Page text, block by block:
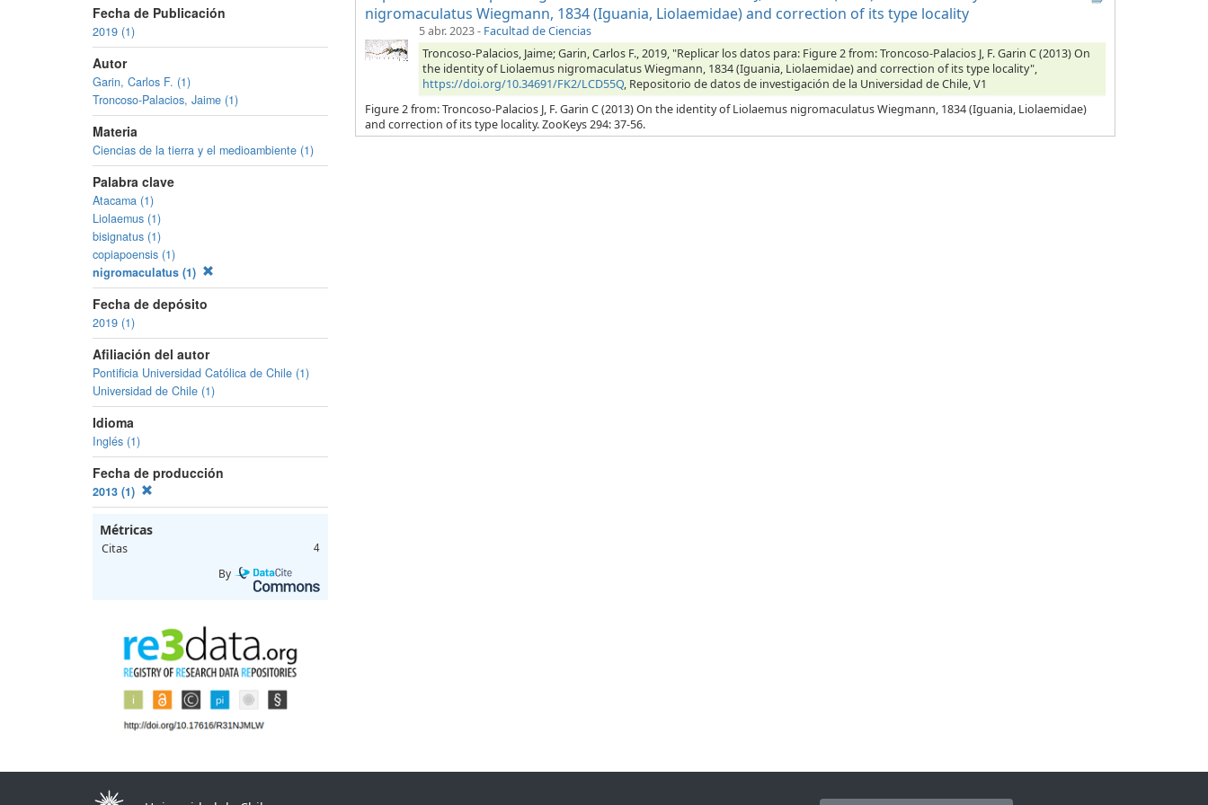
Fecha de Publicación
2019 (1)
Autor
Garin, Carlos F. (1)
Troncoso-Palacios, Jaime (1)
Materia
Ciencias de la tierra y el medioambiente (1)
Palabra clave
Atacama (1)
Liolaemus (1)
bisignatus (1)
copiapoensis (1)
nigromaculatus (1)
Fecha de depósito
2019 (1)
Afiliación del autor
Pontificia Universidad Católica de Chile (1)
Universidad de Chile (1)
Idioma
Inglés (1)
Fecha de producción
2013 (1)
Métricas
Citas 4
By
nigromaculatus Wiegmann, 1834 (Iguania, Liolaemidae) and correction of its type locality
5 abr. 2023- Facultad de Ciencias
Troncoso-Palacios, Jaime; Garin, Carlos F., 2019, "Replicar los datos para: Figure 2 from: Troncoso-Palacios J, F. Garin C (2013) On
the identity of Liolaemus nigromaculatus Wiegmann, 1834 (Iguania, Liolaemidae) and correction of its type locality",
https://doi.org/10.34691/FK2/LCD55Q, Repositorio de datos de investigación de la Universidad de Chile, V1
Figure 2 from: Troncoso-Palacios J, F. Garin C (2013) On the identity of Liolaemus nigromaculatus Wiegmann, 1834 (Iguania, Liolaemidae)
and correction of its type locality. ZooKeys 294: 37-56.